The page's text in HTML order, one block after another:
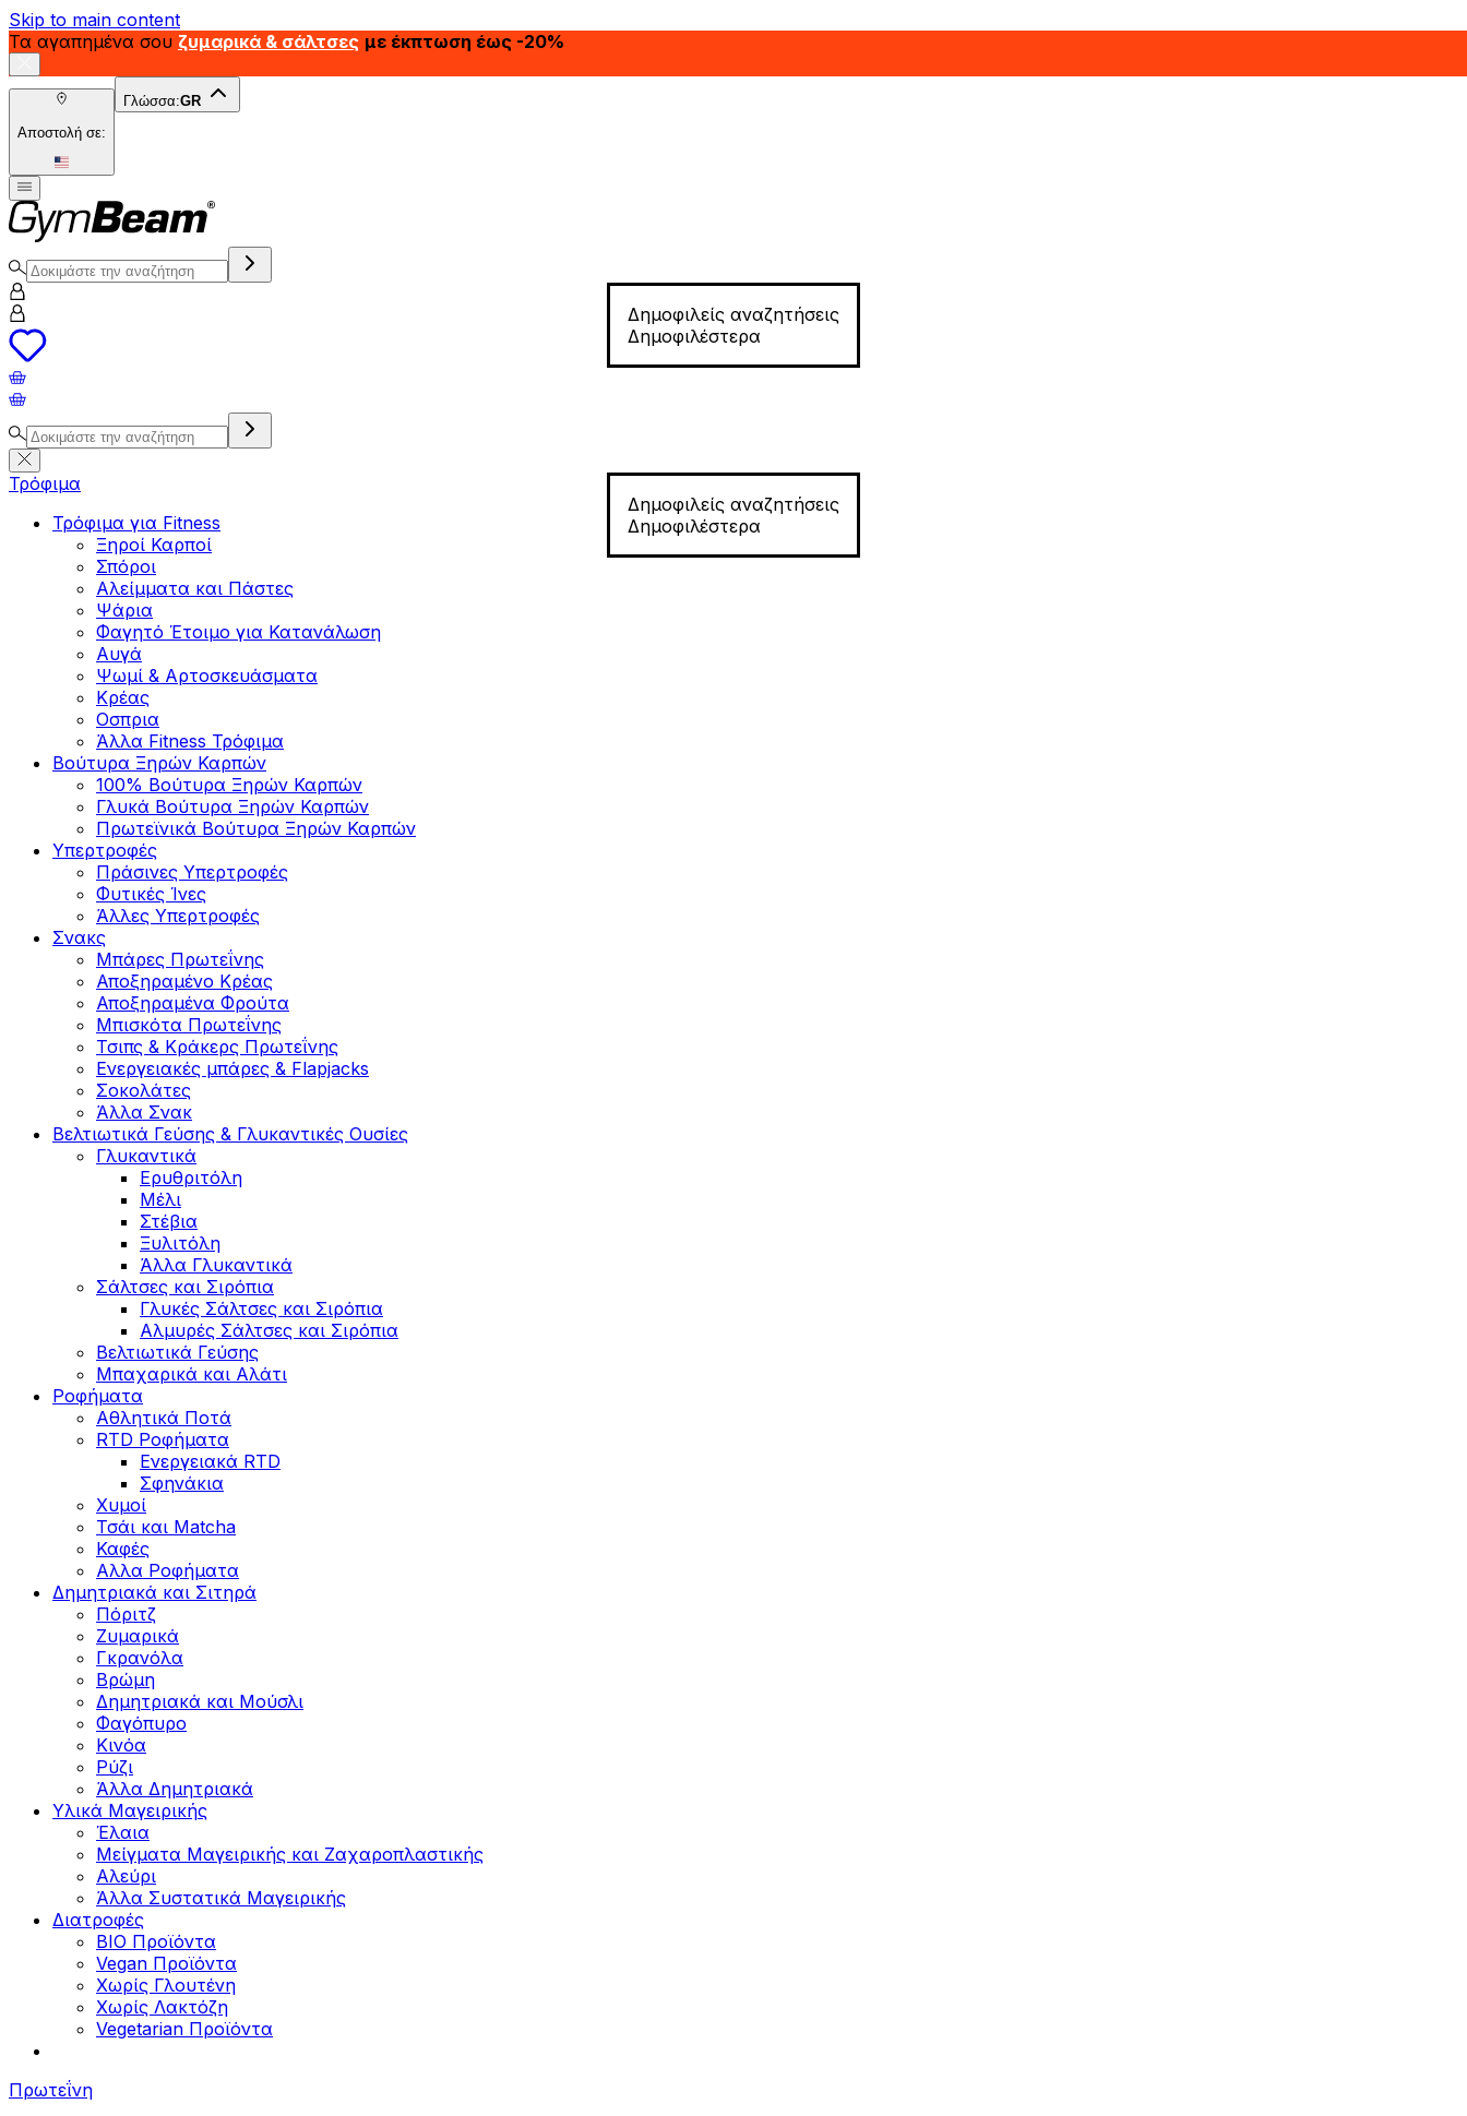
Skip to main content
Τα αγαπημένα σου ζυμαρικά & σάλτσες με έκπτωση έως -20%
Αποστολή σε:
Γλώσσα:GR
Δημοφιλείς αναζητήσεις
Δημοφιλέστερα
Δημοφιλείς αναζητήσεις
Δημοφιλέστερα
Τρόφιμα
Τρόφιμα για Fitness
Ξηροί Καρποί
Σπόροι
Αλείμματα και Πάστες
Ψάρια
Φαγητό Έτοιμο για Κατανάλωση
Αυγά
Ψωμί & Αρτοσκευάσματα
Κρέας
Οσπρια
Άλλα Fitness Τρόφιμα
Βούτυρα Ξηρών Καρπών
100% Βούτυρα Ξηρών Καρπών
Γλυκά Βούτυρα Ξηρών Καρπών
Πρωτεϊνικά Βούτυρα Ξηρών Καρπών
Υπερτροφές
Πράσινες Υπερτροφές
Φυτικές Ίνες
Άλλες Υπερτροφές
Σνακς
Μπάρες Πρωτεΐνης
Αποξηραμένο Κρέας
Αποξηραμένα Φρούτα
Μπισκότα Πρωτεΐνης
Τσιπς & Kράκερς Πρωτεΐνης
Ενεργειακές μπάρες & Flapjacks
Σοκολάτες
Άλλα Σνακ
Βελτιωτικά Γεύσης & Γλυκαντικές Ουσίες
Γλυκαντικά
Ερυθριτόλη
Μέλι
Στέβια
Ξυλιτόλη
Άλλα Γλυκαντικά
Σάλτσες και Σιρόπια
Γλυκές Σάλτσες και Σιρόπια
Αλμυρές Σάλτσες και Σιρόπια
Bελτιωτικά Γεύσης
Μπαχαρικά και Αλάτι
Ροφήματα
Αθλητικά Ποτά
RTD Ροφήματα
Ενεργειακά RTD
Σφηνάκια
Χυμοί
Τσάι και Matcha
Καφές
Αλλα Ροφήματα
Δημητριακά και Σιτηρά
Πόριτζ
Ζυμαρικά
Γκρανόλα
Βρώμη
Δημητριακά και Μούσλι
Φαγόπυρο
Κινόα
Ρύζι
Άλλα Δημητριακά
Υλικά Μαγειρικής
Έλαια
Μείγματα Μαγειρικής και Ζαχαροπλαστικής
Αλεύρι
Άλλα Συστατικά Μαγειρικής
Διατροφές
BIO Προϊόντα
Vegan Προϊόντα
Χωρίς Γλουτένη
Χωρίς Λακτόζη
Vegetarian Προϊόντα
Πρωτεΐνη